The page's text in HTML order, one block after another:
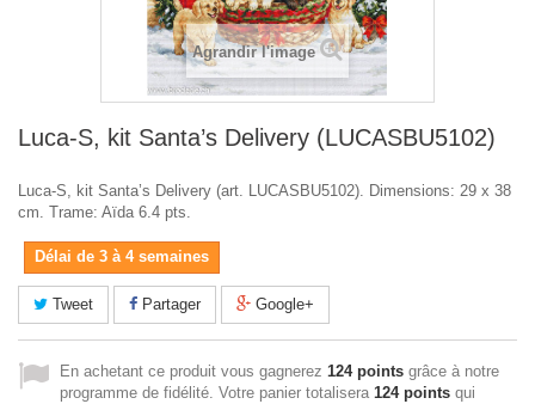
Agrandir l'image
Luca-S, kit Santa’s Delivery (LUCASBU5102)
Luca-S, kit Santa’s Delivery (art. LUCASBU5102). Dimensions: 29 x 38
cm. Trame: Aïda 6.4 pts.
Délai de 3 à 4 semaines
Tweet Partager Google+
En achetant ce produit vous gagnerez 124 points grâce à notre
programme de fidélité. Votre panier totalisera 124 points qui